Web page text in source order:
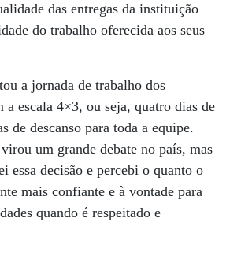
das entregas da instituição
do trabalho oferecida aos seus
a jornada de trabalho dos
a escala 4×3, ou seja, quatro dias de
de descanso para toda a equipe.
um grande debate no país, mas
essa decisão e percebi o quanto o
mais confiante e à vontade para
quando é respeitado e